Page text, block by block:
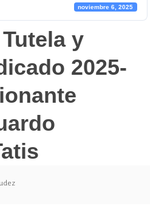
noviembre 6, 2025
y
2025-